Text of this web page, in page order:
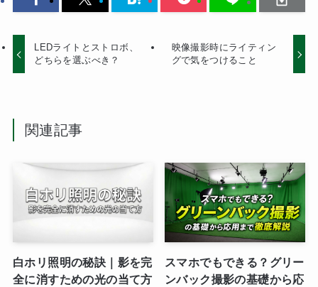
LEDライトとストロボ、
どちらを選ぶべき？
映像撮影時にライティン
グで気をつけること
関連記事
白ホリ照明の秘訣｜影を完
全に消すための光の当て方
スマホでもできる？グリー
ンバック撮影の基礎から応